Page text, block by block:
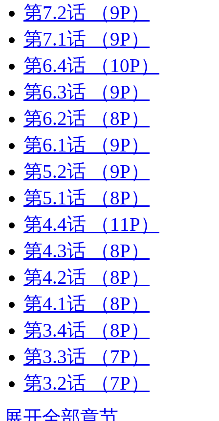
第7.2话
（9P）
第7.1话
（9P）
第6.4话
（10P）
第6.3话
（9P）
第6.2话
（8P）
第6.1话
（9P）
第5.2话
（9P）
第5.1话
（8P）
第4.4话
（11P）
第4.3话
（8P）
第4.2话
（8P）
第4.1话
（8P）
第3.4话
（8P）
第3.3话
（7P）
第3.2话
（7P）